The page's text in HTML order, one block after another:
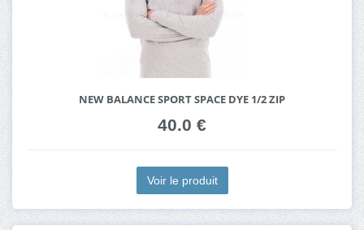
NEW BALANCE SPORT SPACE DYE 1/2 ZIP
40.0 €
Voir le produit